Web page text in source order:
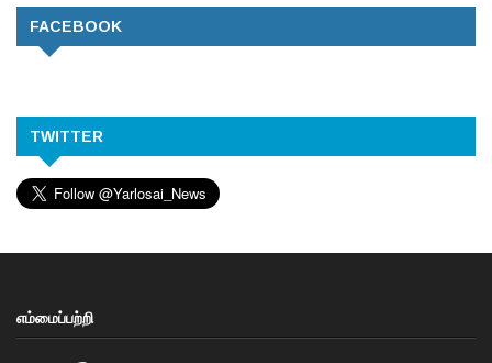
FACEBOOK
TWITTER
எம்மைப்பற்றி